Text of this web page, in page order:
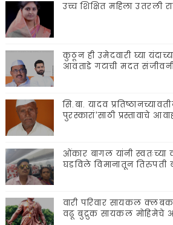
उच्च शिक्षित महिला उतरली
कुठून ही उमेदवारी घ्या
आवताडे गटाची मदत
सि.बा. यादव
पुरस्कारां'साठी प्रस्तावाचे
ओंकार बागल यांनी स्वतःच्या
घडविले विमानातून तिरुपती
वारी परिवार सायकल
वढू बुद्रुक सायकल मोहिमेचे